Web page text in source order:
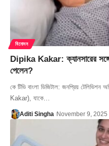
বিনোদন
Dipika Kakar: ক্যানসারের
পেলেন?
কে টিভি বাংলা ডিজিটাল: জনপ্রিয় টেলিভিশন
Kakar), যাকে…
Aditi Singha November 9, 2025